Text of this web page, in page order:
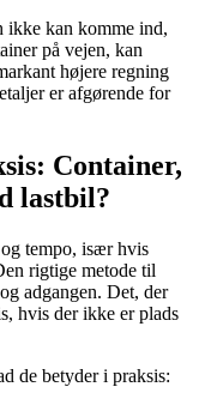
ikke kan komme ind,
på vejen, kan
højere regning
er afgørende for
Container,
lastbil?
tempo, især hvis
rigtige metode til
adgangen. Det, der
hvis der ikke er plads
de betyder i praksis: